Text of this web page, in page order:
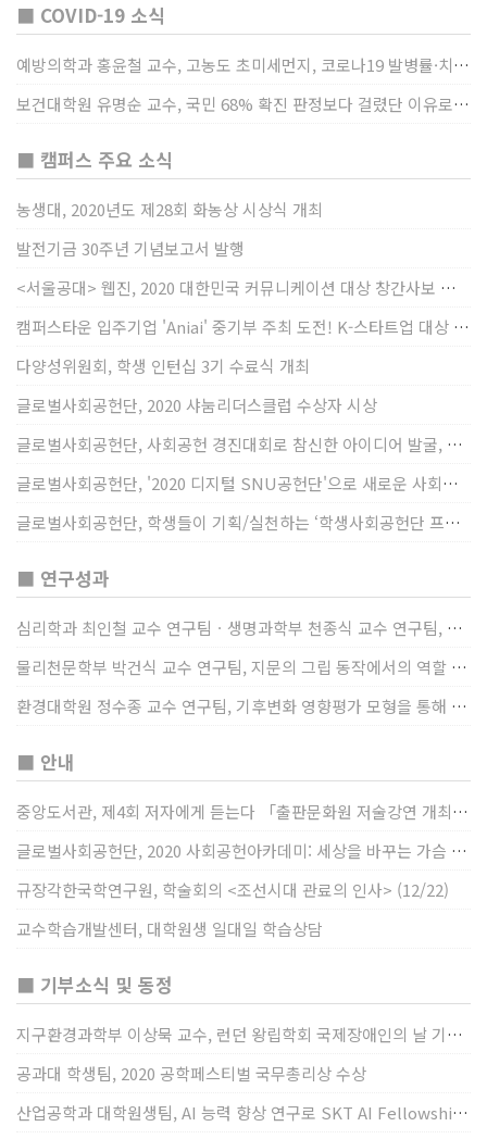
■ COVID-19 소식
예방의학과 홍윤철 교수, 고농도 초미세먼지, 코로나19 발병률·치명률 높인다
보건대학원 유명순 교수, 국민 68% 확진 판정보다 걸렸단 이유로 비난받는 걸 더 두려해
■ 캠퍼스 주요 소식
농생대, 2020년도 제28회 화농상 시상식 개최
발전기금 30주년 기념보고서 발행
<서울공대> 웹진, 2020 대한민국 커뮤니케이션 대상 창간사보 부문 최우수상 선정
캠퍼스타운 입주기업 'Aniai' 중기부 주최 도전! K-스타트업 대상 수상
다양성위원회, 학생 인턴십 3기 수료식 개최
글로벌사회공헌단, 2020 샤눔리더스클럽 수상자 시상
글로벌사회공헌단, 사회공헌 경진대회로 참신한 아이디어 발굴, 지원
글로벌사회공헌단, '2020 디지털 SNU공헌단'으로 새로운 사회공헌에 도전
글로벌사회공헌단, 학생들이 기획/실천하는 ‘학생사회공헌단 프로젝트’ 진행
■ 연구성과
심리학과 최인철 교수 연구팀ㆍ생명과학부 천종식 교수 연구팀, 장내 마이크로바이옴과 정서적 웰빙간 관계 규명
물리천문학부 박건식 교수 연구팀, 지문의 그립 동작에서의 역할 및 원리 규명
환경대학원 정수종 교수 연구팀, 기후변화 영향평가 모형을 통해 기후변화에 따른 급격한 토양수분의 감소가 발생하는 지역과 시간을 규명
■ 안내
중앙도서관, 제4회 저자에게 듣는다 「출판문화원 저술강연 개최」(12/17)
글로벌사회공헌단, 2020 사회공헌아카데미: 세상을 바꾸는 가슴 따뜻한 나눔(12/23~24)
규장각한국학연구원, 학술회의 <조선시대 관료의 인사> (12/22)
교수학습개발센터, 대학원생 일대일 학습상담
■ 기부소식 및 동정
지구환경과학부 이상묵 교수, 런던 왕립학회 국제장애인의 날 기념 “전 세계 장애가 있는 과학자”에 소개
공과대 학생팀, 2020 공학페스티벌 국무총리상 수상
산업공학과 대학원생팀, AI 능력 향상 연구로 SKT AI Fellowship 2기 최우수팀 선정